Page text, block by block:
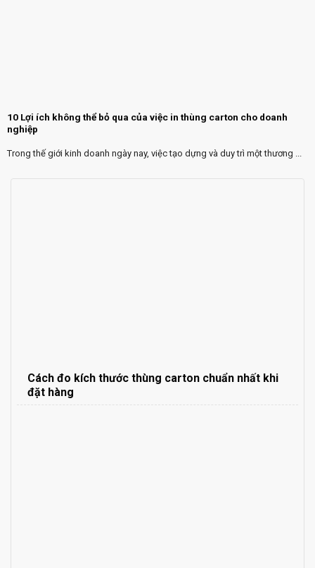
10 Lợi ích không thể bỏ qua của việc in thùng carton cho doanh
nghiệp
Trong thế giới kinh doanh ngày nay, việc tạo dựng và duy trì một thương ...
Cách đo kích thước thùng carton chuẩn nhất khi
đặt hàng